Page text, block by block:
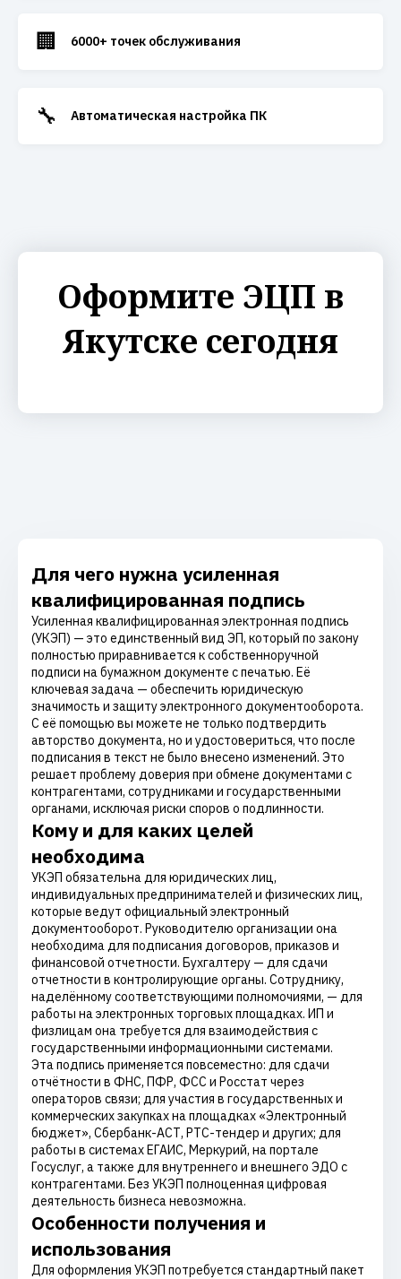
🏢 6000+ точек обслуживания
🔧 Автоматическая настройка ПК
Оформите ЭЦП в
Якутске сегодня
Для чего нужна усиленная
квалифицированная подпись
Усиленная квалифицированная электронная подпись
(УКЭП) — это единственный вид ЭП, который по закону
полностью приравнивается к собственноручной
подписи на бумажном документе с печатью. Её
ключевая задача — обеспечить юридическую
значимость и защиту электронного документооборота.
С её помощью вы можете не только подтвердить
авторство документа, но и удостовериться, что после
подписания в текст не было внесено изменений. Это
решает проблему доверия при обмене документами с
контрагентами, сотрудниками и государственными
органами, исключая риски споров о подлинности.
Кому и для каких целей
необходима
УКЭП обязательна для юридических лиц,
индивидуальных предпринимателей и физических лиц,
которые ведут официальный электронный
документооборот. Руководителю организации она
необходима для подписания договоров, приказов и
финансовой отчетности. Бухгалтеру — для сдачи
отчетности в контролирующие органы. Сотруднику,
наделённому соответствующими полномочиями, — для
работы на электронных торговых площадках. ИП и
физлицам она требуется для взаимодействия с
государственными информационными системами.
Эта подпись применяется повсеместно: для сдачи
отчётности в ФНС, ПФР, ФСС и Росстат через
операторов связи; для участия в государственных и
коммерческих закупках на площадках «Электронный
бюджет», Сбербанк-АСТ, РТС-тендер и других; для
работы в системах ЕГАИС, Меркурий, на портале
Госуслуг, а также для внутреннего и внешнего ЭДО с
контрагентами. Без УКЭП полноценная цифровая
деятельность бизнеса невозможна.
Особенности получения и
использования
Для оформления УКЭП потребуется стандартный пакет